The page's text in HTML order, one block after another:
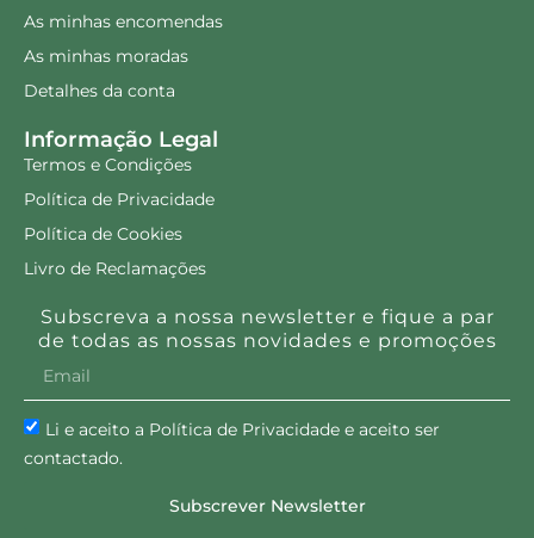
As minhas encomendas
As minhas moradas
Detalhes da conta
Informação Legal
Termos e Condições
Política de Privacidade
Política de Cookies
Livro de Reclamações
Subscreva a nossa newsletter e fique a par
de todas as nossas novidades e promoções
Li e aceito a Política de Privacidade e aceito ser
contactado.
Subscrever Newsletter